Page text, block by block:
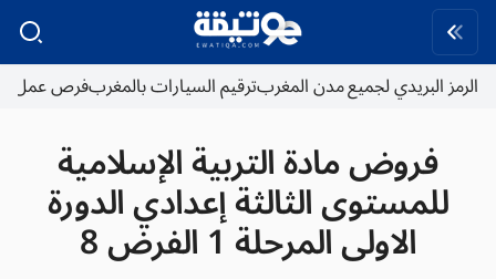
الرمز البريدي لجميع مدن المغربترقيم السيارات بالمغربفرص عمل
فروض مادة التربية الإسلامية
للمستوى الثالثة إعدادي الدورة
الاولى المرحلة 1 الفرض 8